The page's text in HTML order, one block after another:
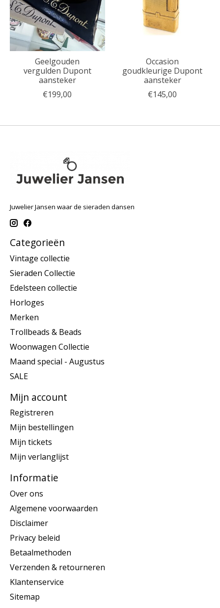
Geelgouden
vergulden Dupont
aansteker
€199,00
Occasion
goudkleurige Dupont
aansteker
€145,00
Juwelier Jansen waar de sieraden dansen
Categorieën
Vintage collectie
Sieraden Collectie
Edelsteen collectie
Horloges
Merken
Trollbeads & Beads
Woonwagen Collectie
Maand special - Augustus
SALE
Mijn account
Registreren
Mijn bestellingen
Mijn tickets
Mijn verlanglijst
Informatie
Over ons
Algemene voorwaarden
Disclaimer
Privacy beleid
Betaalmethoden
Verzenden & retourneren
Klantenservice
Sitemap